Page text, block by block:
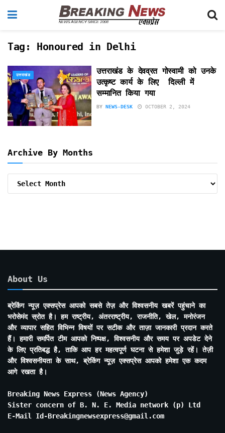
Tag: Honoured in Delhi
उत्तराखंड
उत्तराखंड के देवव्रत गोस्वामी को उनके
उत्कृष्ट कार्य के लिए दिल्ली में
सम्मानित किया गया
BY NEWS-DESK OCTOBER 2, 2024
Archive By Months
About Us
ब्रेकिंग न्यूज़ एक्सप्रेस आपको सबसे तेज़ और विश्वसनीय खबरें पहुंचाने का
भरोसेमंद स्रोत है। हम राष्ट्रीय, अंतरराष्ट्रीय, राजनीति, खेल, मनोरंजन
और व्यापार सहित विभिन्न विषयों पर सटीक और ताज़ा जानकारी प्रदान करते
हैं। हमारी समर्पित टीम आपको निष्पक्ष, विश्वसनीय और समय पर अपडेट देने
के लिए प्रतिबद्ध है, ताकि आप हर महत्वपूर्ण घटना से हमेशा जुड़े रहें। तेज़ी
और विश्वसनीयता के साथ, ब्रेकिंग न्यूज़ एक्सप्रेस आपको हमेशा एक कदम
आगे रखता है।
Breaking News Express (News Agency)
Sister concern of B. N. E. Media network (p) Ltd
E-Mail Id-Breakingnewsexpress@gmail.com